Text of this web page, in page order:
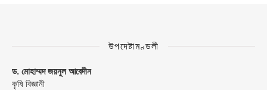
উপদেষ্টামণ্ডলী
ড. মোহাম্মদ জয়নুল আবেদীন
কৃষি বিজ্ঞানী